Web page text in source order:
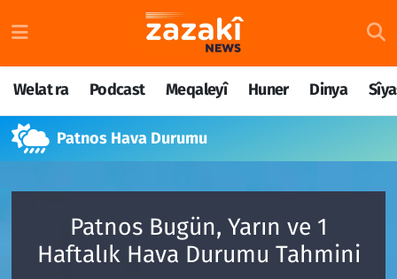
Welat ra Podcast Meqaleyî Huner Dinya
Patnos Hava Durumu
Patnos Bugün, Yarın ve 1
Haftalık Hava Durumu Tahmini
Welat ra
Podcast
Meqaleyî
Dinya
Nöbetçi Eczaneler
Hava Durumu
Namaz Vakitleri
Süper Lig Puan Durumu ve Fikstür